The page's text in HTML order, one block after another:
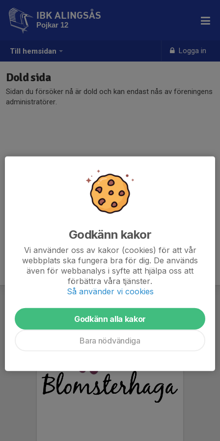
Till hemsidan Logga in
IBK ALINGSÅS
Pojkar 12
Dold sida
Sidan du försöker nå är dold och kan endast nås av föreningens
administratörer.
Godkänn kakor
Vi använder oss av kakor (cookies) för att vår
webbplats ska fungera bra för dig. De används
även för webbanalys i syfte att hjälpa oss att
förbättra våra tjänster.
Så använder vi cookies
Godkänn alla kakor
Bara nödvändiga